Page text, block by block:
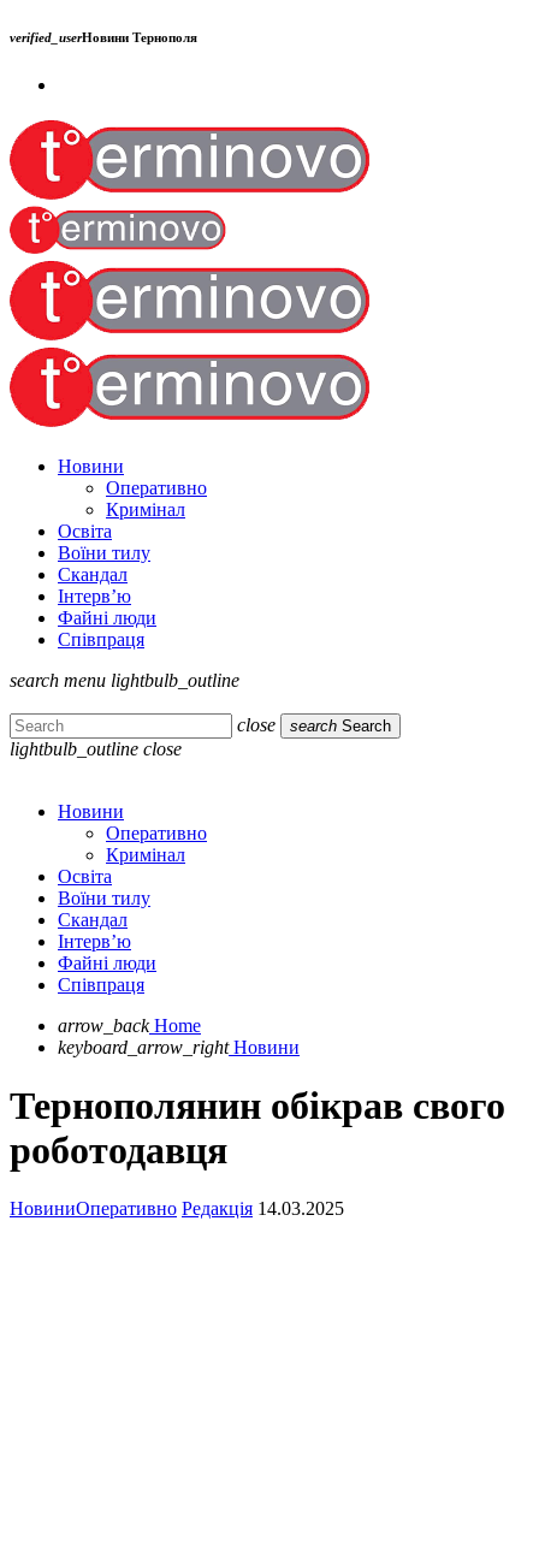
verified_userНовини Тернополя
Новини
Оперативно
Кримінал
Освіта
Воїни тилу
Скандал
Інтерв’ю
Файні люди
Співпраця
search menu lightbulb_outline
close search Search
lightbulb_outline close
Новини
Оперативно
Кримінал
Освіта
Воїни тилу
Скандал
Інтерв’ю
Файні люди
Співпраця
arrow_back Home
keyboard_arrow_right Новини
Тернополянин обікрав свого
роботодавця
НовиниОперативно Редакція 14.03.2025